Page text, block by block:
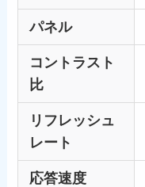
パネル
コントラスト
比
リフレッシュ
レート
応答速度